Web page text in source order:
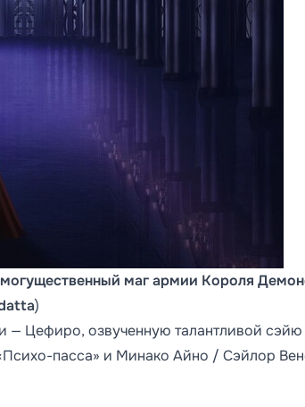
маг армии Короля
)
— Цефиро, озвученную талантливой сэйю
пасса» и Минако Айно / Сэйлор